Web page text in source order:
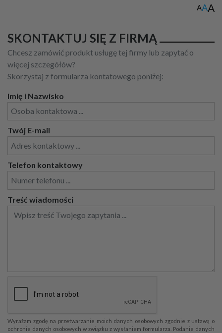
AAA
SKONTAKTUJ SIĘ Z FIRMĄ
Chcesz zamówić produkt usługę tej firmy lub zapytać o
więcej szczegółów?
Skorzystaj z formularza kontatowego poniżej:
Imię i Nazwisko
Twój E-mail
Telefon kontaktowy
Treść wiadomości
Wyrażam zgodę na przetwarzanie moich danych osobowych zgodnie z ustawą o
ochronie danych osobowych w związku z wysłaniem formularza. Podanie danych